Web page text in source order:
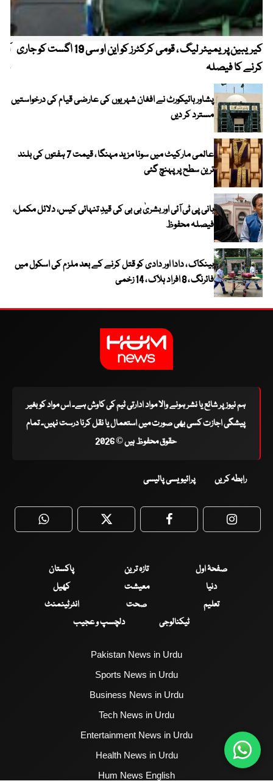
کیریبین پریمیئر لیگ ، قومی کرکٹرز کو این او سی 19 اگست کو جاری
کرنے کا فیصلہ
پشاور ہائیکورٹ نے افغان شہریوں کی عارضی قیام کی درخواستیں
مسترد کر دیں
عالمی مارکیٹ میں سونا مزید مہنگا ، قیمت 7 ہفتوں کی بلند
ترین سطح پر پہنچ گئی
بانی پی ٹی آئی اور بشریٰ بی بی کی قیدِ تنہائی کیس، دلائل مکمل،
فیصلہ محفوظ
بینکاک ، دادا اور دادی کو قتل کرنے کے بعد ملزم کی اسکول میں
فائرنگ ، 8 افراد ہلاک ، 14 زخمی
ہم نیوز پر شائع یا نشر ہونے والا مواد ادارتی ٹیم کی کاوش ہے۔ اس مواد کو بغیر
پیشگی اجازت کسی بھی صورت میں استعمال یا نقل کرنا درست نہیں۔ تمام
حقوق محفوظ ہیں © 2026
رابطہ کریں پرائیویسی پالیسی
WhatsApp Twitter Facebook
صفحۂ اول تازہ ترین
پاکستان
دنیا
معیشت
کھیل
تعلیم
صحت
انٹرٹینمنٹ
ٹیکنالوجی
دلچسپ و عجیب
Pakistan News in Urdu
Sports News in Urdu
Business News in Urdu
Tech News in Urdu
Entertainment News in Urdu
Health News in Urdu
Hum News English